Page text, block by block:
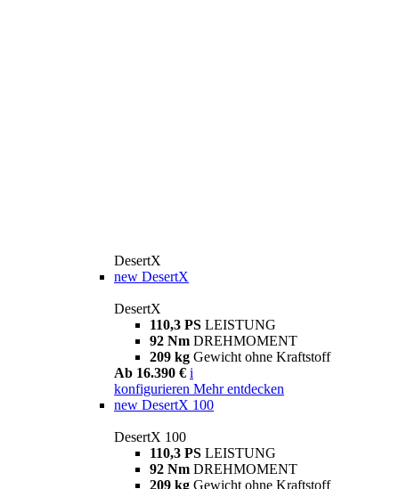
DesertX
new DesertX
DesertX
110,3 PS LEISTUNG
92 Nm DREHMOMENT
209 kg Gewicht ohne Kraftstoff
Ab 16.390 € i
konfigurieren Mehr entdecken
new DesertX 100
DesertX 100
110,3 PS LEISTUNG
92 Nm DREHMOMENT
209 kg Gewicht ohne Kraftstoff